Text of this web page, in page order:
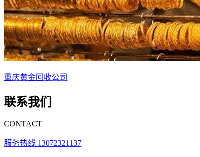
重庆黄金回收公司
联系我们
CONTACT
服务热线 13072321137